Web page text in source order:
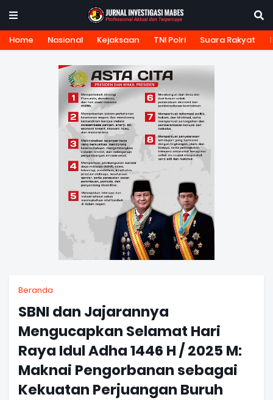
Home Nasional Kejaksaan TNI Polri Suara Rakyat
Beranda
SBNI dan Jajarannya
Mengucapkan Selamat Hari
Raya Idul Adha 1446 H / 2025 M:
Maknai Pengorbanan sebagai
Kekuatan Perjuangan Buruh